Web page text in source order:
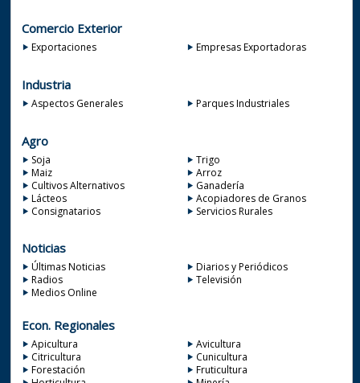
Comercio Exterior
Exportaciones Empresas Exportadoras
Industria
Aspectos Generales Parques Industriales
Agro
Soja
Trigo
Maiz
Arroz
Cultivos Alternativos
Ganadería
Lácteos
Acopiadores de Granos
Consignatarios
Servicios Rurales
Noticias
Últimas Noticias
Diarios y Periódicos
Radios
Televisión
Medios Online
Econ. Regionales
Apicultura
Avicultura
Citricultura
Cunicultura
Forestación
Fruticultura